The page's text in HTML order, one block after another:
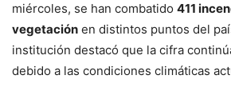
miércoles, se han combatido 411
vegetación en distintos puntos del
institución destacó que la cifra
debido a las condiciones climáticas